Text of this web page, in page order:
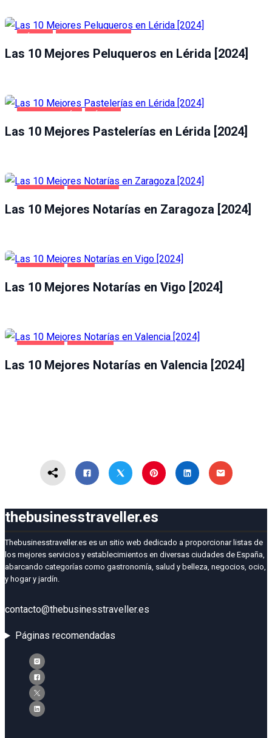
Las 10 Mejores Peluqueros en Lérida [2024]
Las 10 Mejores Pastelerías en Lérida [2024]
Las 10 Mejores Notarías en Zaragoza [2024]
Las 10 Mejores Notarías en Vigo [2024]
Las 10 Mejores Notarías en Valencia [2024]
thebusinesstraveller.es
Thebusinesstraveller.es es un sitio web dedicado a proporcionar listas de
los mejores servicios y establecimientos en diversas ciudades de España,
abarcando categorías como gastronomía, salud y belleza, negocios, ocio,
y hogar y jardín.
contacto@thebusinesstraveller.es
Páginas recomendadas